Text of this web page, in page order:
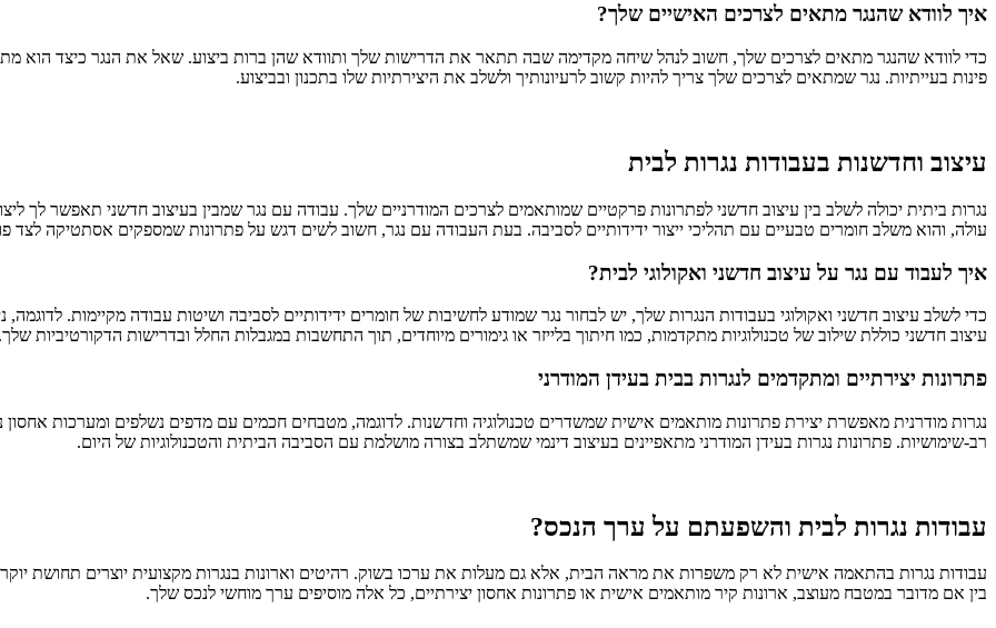
איך לוודא שהנגר מתאים לצרכים האישיים שלך?
כדי לוודא שהנגר מתאים לצרכים שלך, חשוב לנהל שיחה מקדימה שבה תתאר את הדרישות שלך ותוודא שהן ברות ביצוע. שאל את הנגר כיצד הוא
פינות בעייתיות. נגר שמתאים לצרכים שלך צריך להיות קשוב לרעיונותיך ולשלב את היצירתיות שלו בתכנון ובביצוע.
עיצוב וחדשנות בעבודות נגרות לבית
נגרות ביתית יכולה לשלב בין עיצוב חדשני לפתרונות פרקטיים שמותאמים לצרכים המודרניים שלך. עבודה עם נגר שמבין בעיצוב חדשני תאפשר לך
עולה, והוא משלב חומרים טבעיים עם תהליכי ייצור ידידותיים לסביבה. בעת העבודה עם נגר, חשוב לשים דגש על פתרונות שמספקים אסתטיקה לצד
איך לעבוד עם נגר על עיצוב חדשני ואקולוגי לבית?
כדי לשלב עיצוב חדשני ואקולוגי בעבודות הנגרות שלך, יש לבחור נגר שמודע לחשיבות של חומרים ידידותיים לסביבה ושיטות עבודה מקיימות.
עיצוב חדשני כוללת שילוב של טכנולוגיות מתקדמות, כמו חיתוך בלייזר או גימורים מיוחדים, תוך התחשבות במגבלות החלל ובדרישות הדקורטיביות
פתרונות יצירתיים ומתקדמים לנגרות בבית בעידן המודרני
נגרות מודרנית מאפשרת יצירת פתרונות מותאמים אישית שמשדרים טכנולוגיה וחדשנות. לדוגמה, מטבחים חכמים עם מדפים נשלפים ומערכות אחסון
רב-שימושיות. פתרונות נגרות בעידן המודרני מתאפיינים בעיצוב דינמי שמשתלב בצורה מושלמת עם הסביבה הביתית והטכנולוגיות של היום.
עבודות נגרות לבית והשפעתם על ערך הנכס?
עבודות נגרות בהתאמה אישית לא רק משפרות את מראה הבית, אלא גם מעלות את ערכו בשוק. רהיטים וארונות בנגרות מקצועית יוצרים תחושת יוקרה
בין אם מדובר במטבח מעוצב, ארונות קיר מותאמים אישית או פתרונות אחסון יצירתיים, כל אלה מוסיפים ערך מוחשי לנכס שלך.